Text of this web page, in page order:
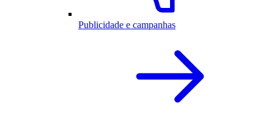
Publicidade e campanhas